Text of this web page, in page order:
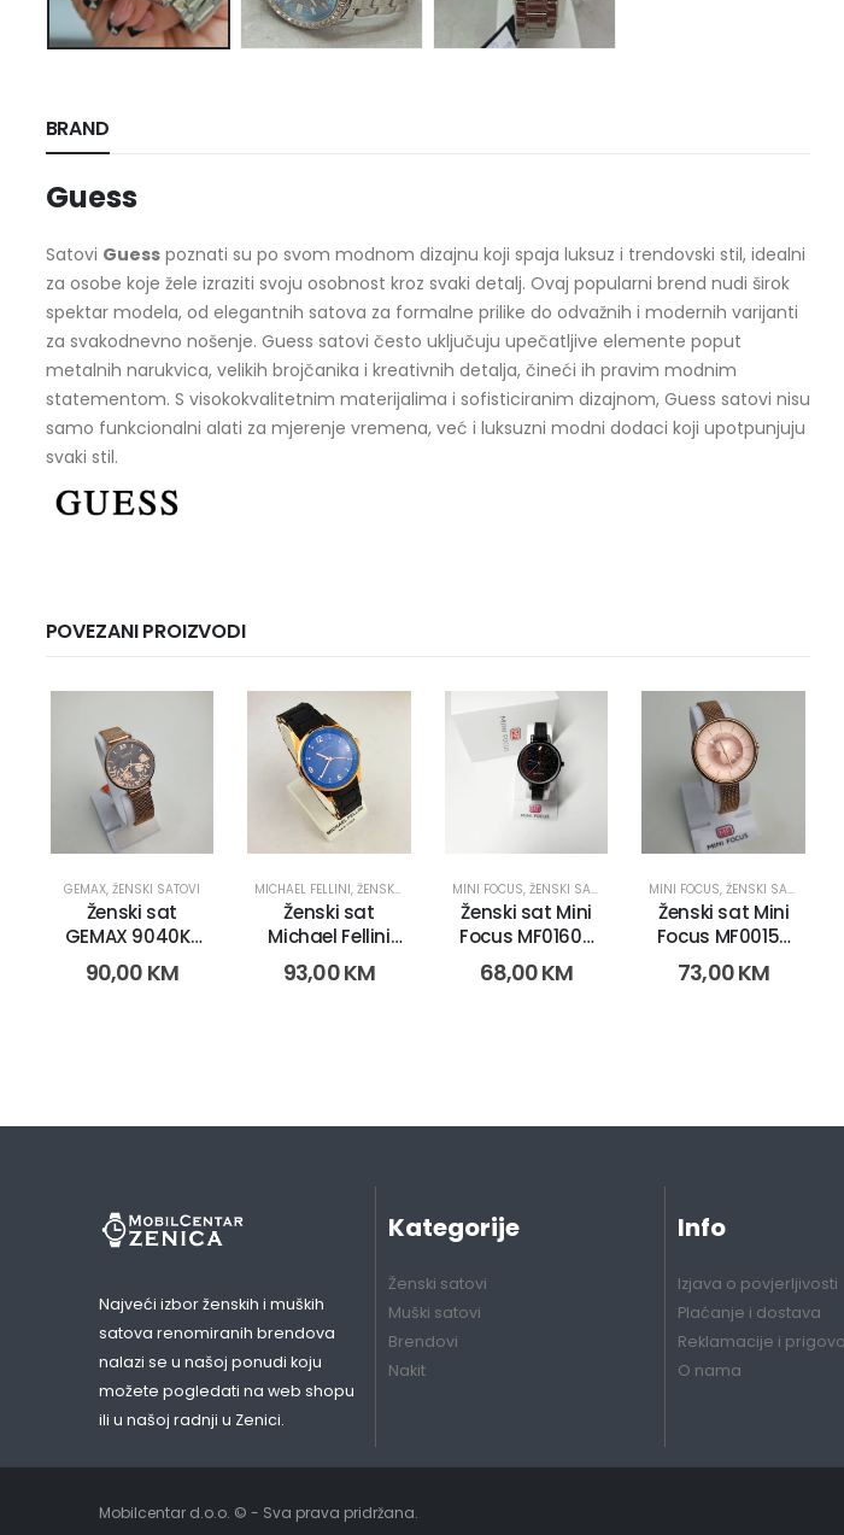
BRAND
Guess
Satovi Guesspoznati su po svom modnom dizajnu koji spaja luksuz i trendovski stil, idealni
za osobe koje žele izraziti svoju osobnost kroz svaki detalj. Ovaj popularni brend nudi širok
spektar modela, od elegantnih satova za formalne prilike do odvažnih i modernih varijanti
za svakodnevno nošenje. Guess satovi često uključuju upečatljive elemente poput
metalnih narukvica, velikih brojčanika i kreativnih detalja, čineći ih pravim modnim
statementom. S visokokvalitetnim materijalima i sofisticiranim dizajnom, Guess satovi nisu
samo funkcionalni alati za mjerenje vremena, već i luksuzni modni dodaci koji upotpunjuju
svaki stil.
POVEZANI PROIZVODI
GEMAX, ŽENSKI SATOVI
Ženski sat
GEMAX 9040K-
CR-DB (2269)
90,00 KM
MICHAEL FELLINI,ŽENSKI SATOVI
Ženski sat
Michael Fellini
1143 (2680)
93,00KM
MINI FOCUS, ŽENSKI SATOVI
Ženski sat Mini
Focus MF0160L.
(1177-1)
68,00KM
MINI FOCUS,ŽENSKI SATOVI
Ženski sat Mini
Focus MF0015L.
(9186-3)
73,00KM
Najveći izbor ženskih i muških
satova renomiranih brendova
nalazi se u našoj ponudi koju
možete pogledati na web shopu
ili u našoj radnji u Zenici.
Kategorije
Ženski satovi
Muški satovi
Brendovi
Nakit
Info
Izjava o povjerljivosti
Plaćanje i dostava
Reklamacije i
O nama
Mobilcentar d.o.o. © - Sva prava pridržana.